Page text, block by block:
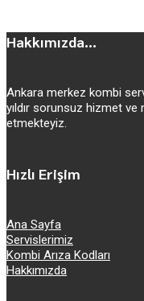
Hakkımızda...
Ankara merkez kombi
yıldır sorunsuz hizmet
etmekteyiz.
Hızlı Erişim
Ana Sayfa
Servislerimiz
Kombi Arıza Kodları
Hakkımızda